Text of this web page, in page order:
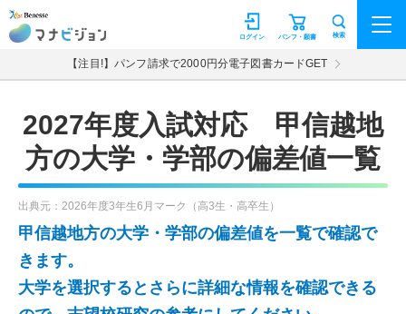
マナビジョン パンフ・願書
ログイン 検索
【注目!】パンフ請求で2000円分電子図書カードGET
2027年度入試対応 甲信越地
方の大学・学部の偏差値一覧
出典元：2026年度3年生6月マーク（高3生・高卒生）
甲信越地方の大学・学部の偏差値を一覧で確認で
きます。
大学を選択するとさらに詳細な情報を確認できる